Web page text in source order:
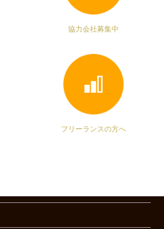
協力会社募集中
フリーランスの方へ